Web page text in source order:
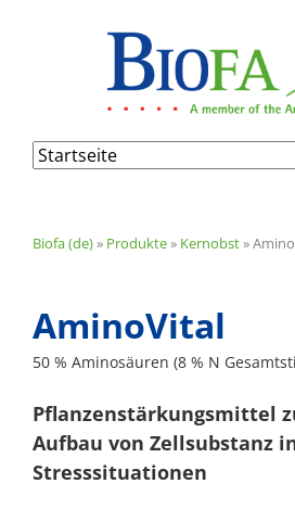
Navigation
überspringen
Biofa (de)» Produkte» Kernobst»
AminoVital
50 % Aminosäuren (8 % N
Pflanzenstärkungsmittel
Aufbau von Zellsubstanz
Stresssituationen